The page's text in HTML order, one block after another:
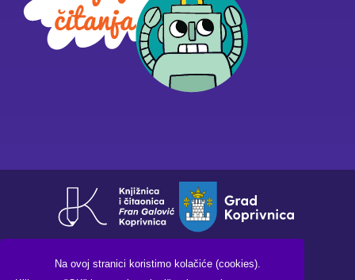
Na ovoj stranici koristimo kolačiće (cookies).